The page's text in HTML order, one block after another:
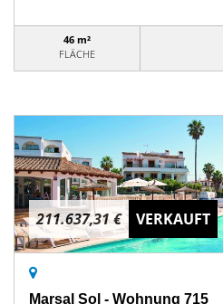
46 m²
FLÄCHE
211.637,31 € VERKAUFT
Marsal Sol - Wohnung 715